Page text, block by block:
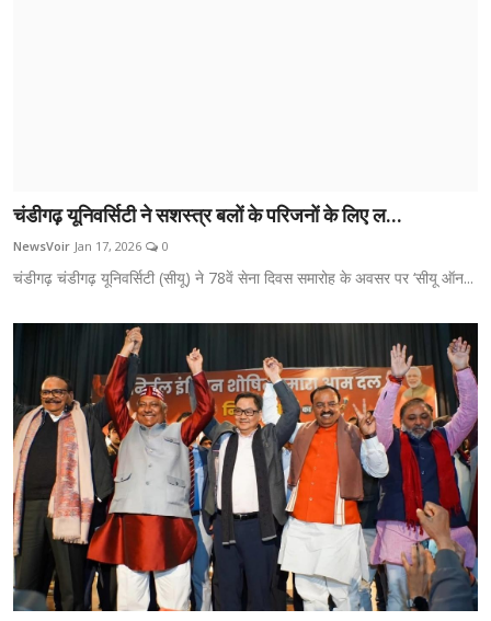
चंडीगढ़ यूनिवर्सिटी ने सशस्त्र बलों के परिजनों के लिए ल...
NewsVoir Jan 17, 2026 0
चंडीगढ़ चंडीगढ़ यूनिवर्सिटी (सीयू) ने 78वें सेना दिवस समारोह के अवसर पर ‘सीयू ऑन...